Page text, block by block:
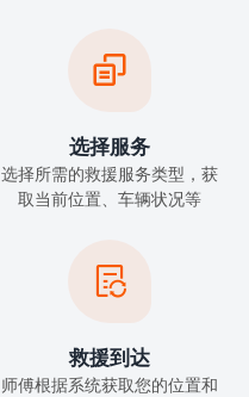

选择服务
选择所需的救援服务类型，获
取当前位置、车辆状况等

救援到达
师傅根据系统获取您的位置和